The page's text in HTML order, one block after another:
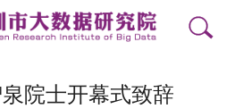
院士开幕式致辞